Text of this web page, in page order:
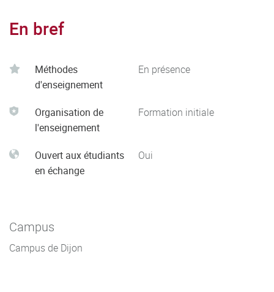
En bref
Méthodes
d'enseignement
En présence
Organisation de
l'enseignement
Formation initiale
Ouvert aux étudiants
en échange
Oui
Campus
Campus de Dijon